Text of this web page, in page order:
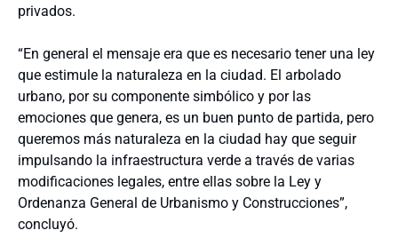
privados.
“En general el mensaje era que es necesario tener una ley
que estimule la naturaleza en la ciudad. El arbolado
urbano, por su componente simbólico y por las
emociones que genera, es un buen punto de partida, pero
queremos más naturaleza en la ciudad hay que seguir
impulsando la infraestructura verde a través de varias
modificaciones legales, entre ellas sobre la Ley y
Ordenanza General de Urbanismo y Construcciones”,
concluyó.